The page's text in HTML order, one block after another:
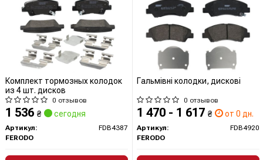
Комплект тормозных колодок
из 4 шт. дисков
0 отзывов
1 536 ₴ сегодня
Артикул:
FDB4387
FERODO
Гальмівні колодки, дискові
0 отзывов
1 470 - 1 617 ₴ от 0 дн.
Артикул:
FDB4920
FERODO